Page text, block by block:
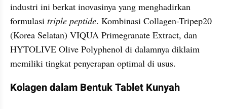
industri ini berkat inovasinya yang menghadirkan
formulasi triple peptide. Kombinasi Collagen-Tripep20
(Korea Selatan) VIQUA Primegranate Extract, dan
HYTOLIVE Olive Polyphenol di dalamnya diklaim
memiliki tingkat penyerapan optimal di usus.
Kolagen dalam Bentuk Tablet Kunyah